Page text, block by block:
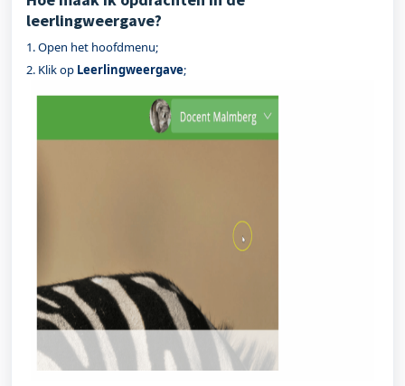
leerlingweergave?
1. Open het hoofdmenu;
2. Klik op Leerlingweergave;